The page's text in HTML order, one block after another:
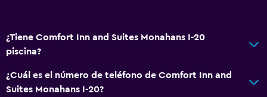
Ducha
Secador de pelo
¿Tiene Comfort Inn and Suites Monahans I-20
piscina?
¿Cuál es el número de teléfono de Comfort Inn and
Suites Monahans I-20?